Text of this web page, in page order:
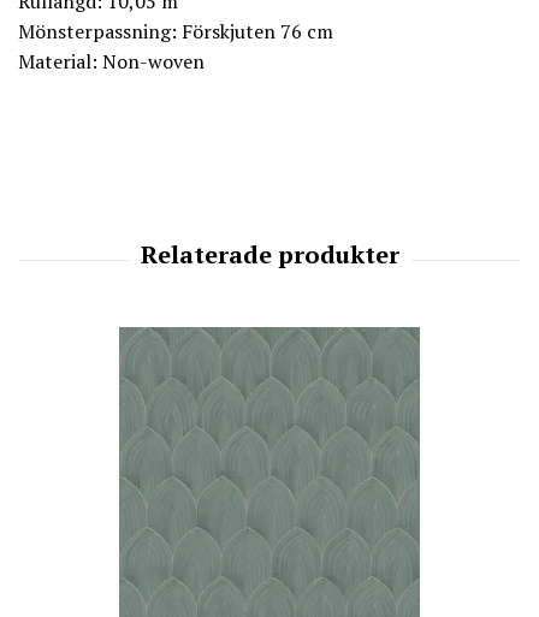
Mönsterpassning: Förskjuten 76 cm
Material: Non-woven